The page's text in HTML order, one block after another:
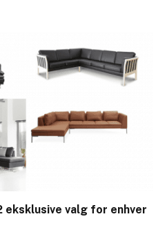
eksklusive valg for enhver